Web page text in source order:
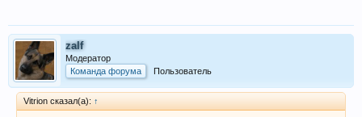
zalf
Модератор
Команда форума
Пользователь
Vitrion сказал(а): ↑